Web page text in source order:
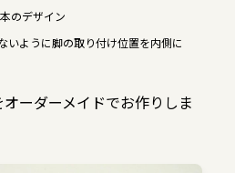
のデザイン
いように脚の取り付け位置を内側に
ーダーメイドでお作りしま